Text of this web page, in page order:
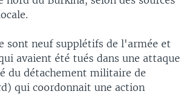
sont neuf supplétifs de l'armée et
avaient été tués dans une attaque
du détachement militaire de
qui coordonnait une action